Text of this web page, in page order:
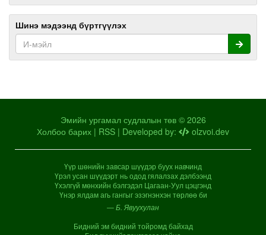
Шинэ мэдээнд бүртгүүлэх
Эмийн ургамал судлалын төв © 2026
Холбоо барих | RSS | Developed by: olzvoi.dev
Үүр шөнийн завсар шүүдэр буух навчинд
Үрэл усан шүүдэрт нь одод гялалзах дэлбээнд
Үхэлгүй мөнхийн бэлгэдэл Цагаан-Уул цэцгэнд
Үнэр ялдам агь гангыг эзэгнэнхэн төрлөө би
— Б. Явуухулан
Бидний эм бидний тойромд байхад